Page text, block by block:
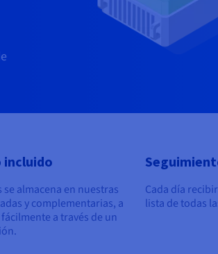
incluido
almacena en nuestras
y complementarias, a
a través de un
Cada día
lista de todas